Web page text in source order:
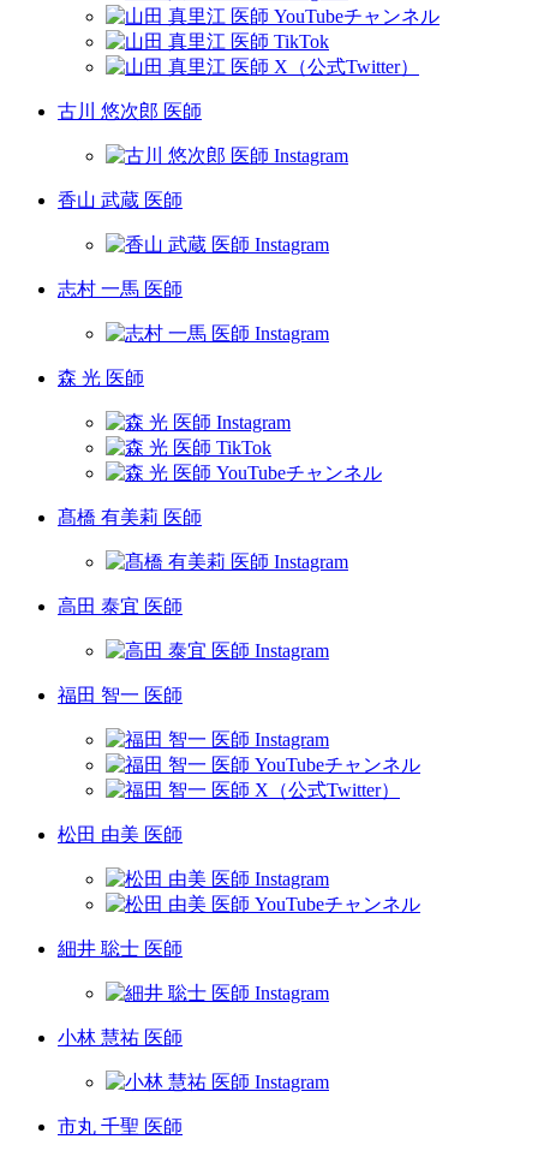
古川 悠次郎 医師
香山 武蔵 医師
志村 一馬 医師
森 光 医師
髙橋 有美莉 医師
高田 泰宜 医師
福田 智一 医師
松田 由美 医師
細井 聡士 医師
小林 慧祐 医師
市丸 千聖 医師